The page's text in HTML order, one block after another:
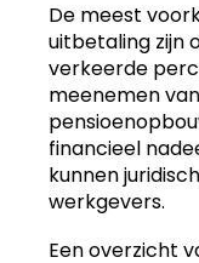
De meest
uitbetaling zijn
verkeerde
meenemen
financieel
kunnen
werkgevers.
Een overzicht